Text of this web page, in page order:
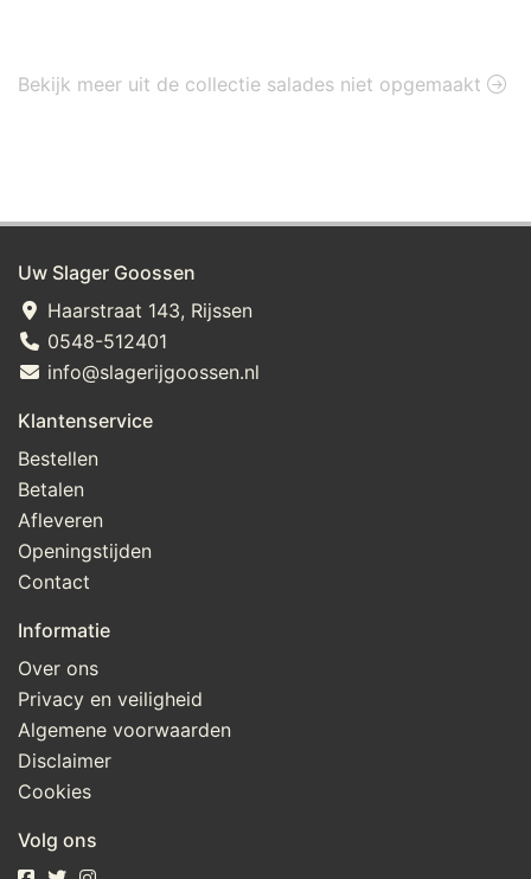
Bekijk meer uit de collectie salades niet opgemaakt
Uw Slager Goossen
Haarstraat 143, Rijssen
0548-512401
info@slagerijgoossen.nl
Klantenservice
Bestellen
Betalen
Afleveren
Openingstijden
Contact
Informatie
Over ons
Privacy en veiligheid
Algemene voorwaarden
Disclaimer
Cookies
Volg ons